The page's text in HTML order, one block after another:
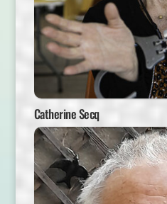
Catherine Secq